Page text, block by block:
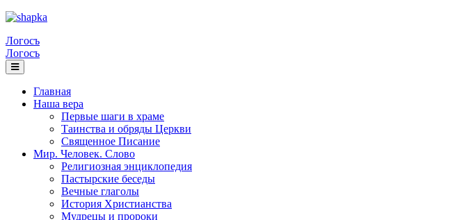
Логосъ
Логосъ
Главная
Наша вера
Первые шаги в храме
Таинства и обряды Церкви
Священное Писание
Мир. Человек. Слово
Религиозная энциклопедия
Пастырские беседы
Вечные глаголы
История Христианства
Мудрецы и пророки